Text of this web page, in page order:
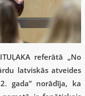
referātā „No
latviskās atveides
gada” norādīja, ka